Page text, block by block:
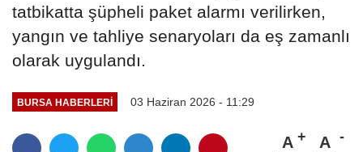
tatbikatta şüpheli paket alarmı verilirken,
yangın ve tahliye senaryoları da eş zamanlı
olarak uygulandı.
BURSA HABERLERI 03 Haziran 2026 - 11:29
A A